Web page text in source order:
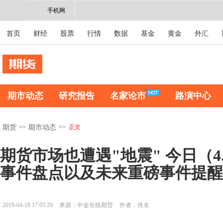
手机网
首页 财经 股票 行情 数据 基金 黄金 外汇
期市动态 研究报告 名家论市 路演中心
期货 >> 期市动态 >> 正文
期货市场也遭遇"地震" 今日（
事件盘点以及未来重磅事件提醒
2019-04-18 17:03:29 来源：中金在线期货 作者：佚名